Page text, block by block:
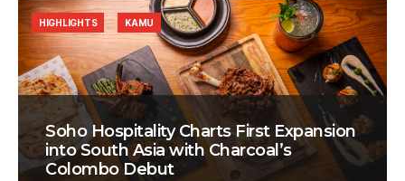
Soho Hospitality Charts First Expansion
into South Asia with Charcoal’s
Colombo Debut
HIGHLIGHTS KAMU